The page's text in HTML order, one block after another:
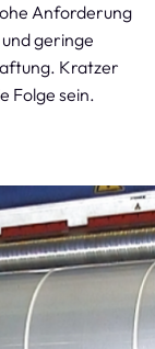
Anforderung
geringe
Kratzer
Folge sein.